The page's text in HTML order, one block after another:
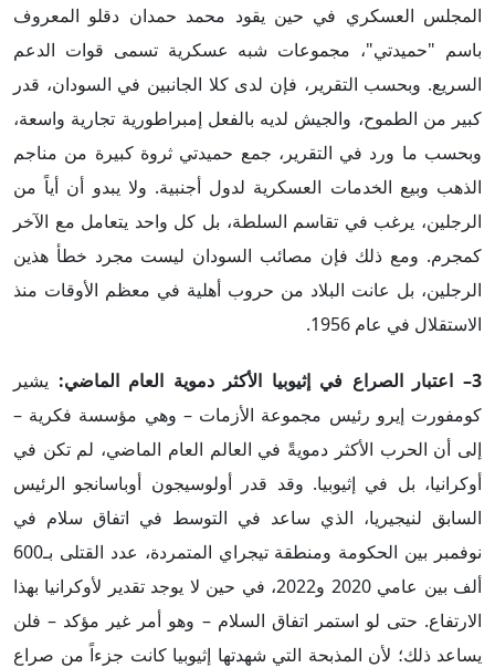
المجلس العسكري في حين يقود محمد حمدان دقلو المعروف
باسم "حميدتي"، مجموعات شبه عسكرية تسمى قوات الدعم
السريع. وبحسب التقرير، فإن لدى كلا الجانبين في السودان، قدر
كبير من الطموح، والجيش لديه بالفعل إمبراطورية تجارية واسعة،
وبحسب ما ورد في التقرير، جمع حميدتي ثروة كبيرة من مناجم
الذهب وبيع الخدمات العسكرية لدول أجنبية. ولا يبدو أن أياً من
الرجلين، يرغب في تقاسم السلطة، بل كل واحد يتعامل مع الآخر
كمجرم. ومع ذلك فإن مصائب السودان ليست مجرد خطأ هذين
الرجلين، بل عانت البلاد من حروب أهلية في معظم الأوقات منذ
الاستقلال في عام 1956.
3– اعتبار الصراع في إثيوبيا الأكثر دموية العام الماضي:
يشير
كومفورت إيرو رئيس مجموعة الأزمات – وهي مؤسسة فكرية –
إلى أن الحرب الأكثر دمويةً في العالم العام الماضي، لم تكن في
أوكرانيا، بل في إثيوبيا. وقد قدر أولوسيجون أوباسانجو الرئيس
السابق لنيجيريا، الذي ساعد في التوسط في اتفاق سلام في
نوفمبر بين الحكومة ومنطقة تيجراي المتمردة، عدد القتلى بـ600
ألف بين عامي 2020 و2022، في حين لا يوجد تقدير لأوكرانيا بهذا
الارتفاع. حتى لو استمر اتفاق السلام – وهو أمر غير مؤكد – فلن
يساعد ذلك؛ لأن المذبحة التي شهدتها إثيوبيا كانت جزءاً من صراع